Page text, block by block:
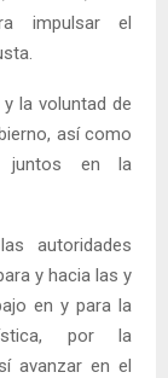
impulsar el
la voluntad de
así como
juntos en la
autoridades
y hacia las y
en y para la
por la
avanzar en el